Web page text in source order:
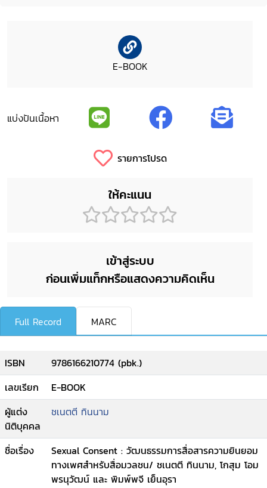
E-BOOK
แบ่งปันเนื้อหา
รายการโปรด
ให้คะแนน
เข้าสู่ระบบ
ก่อนเพิ่มแท็กหรือแสดงความคิดเห็น
Full Record MARC
ISBN
9786166210774 (pbk.)
เลขเรียก
E-BOOK
ผู้แต่ง
นิติบุคคล
ชเนตตี ทินนาม
ชื่อเรื่อง
Sexual Consent : วัฒนธรรมการสื่อสารความยินยอม
ทางเพศสำหรับสื่อมวลชน/ ชเนตตี ทินนาม, โกสุม โอม
พรนุวัฒน์ และ พิมพ์พจี เย็นอุรา